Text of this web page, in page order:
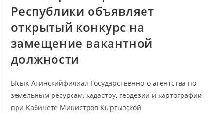
Республики объявляет
открытый конкурс на
замещение вакантной
должности
Ысык-Атинскийфилиал Государственного агентства по
земельным ресурсам, кадастру, геодезии и картографии
при Кабинете Министров Кыргызской